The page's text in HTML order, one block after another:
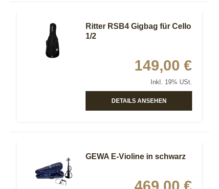
Ritter RSB4 Gigbag für Cello
1/2
149,00 €
Inkl. 19% USt.
DETAILS ANSEHEN
GEWA E-Violine in schwarz